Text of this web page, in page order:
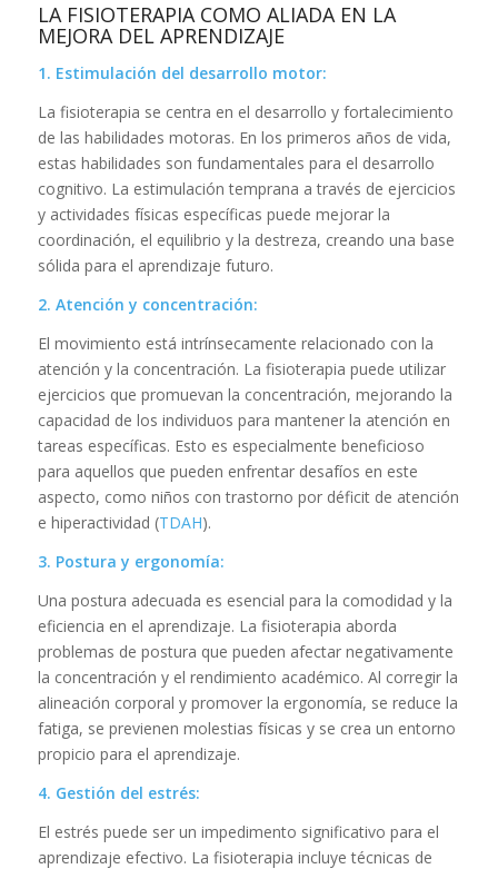
LA FISIOTERAPIA COMO ALIADA EN LA
MEJORA DEL APRENDIZAJE
1. Estimulación del desarrollo motor:
La fisioterapia se centra en el desarrollo y fortalecimiento
de las habilidades motoras. En los primeros años de vida,
estas habilidades son fundamentales para el desarrollo
cognitivo. La estimulación temprana a través de ejercicios
y actividades físicas específicas puede mejorar la
coordinación, el equilibrio y la destreza, creando una base
sólida para el aprendizaje futuro.
2. Atención y concentración:
El movimiento está intrínsecamente relacionado con la
atención y la concentración. La fisioterapia puede utilizar
ejercicios que promuevan la concentración, mejorando la
capacidad de los individuos para mantener la atención en
tareas específicas. Esto es especialmente beneficioso
para aquellos que pueden enfrentar desafíos en este
aspecto, como niños con trastorno por déficit de atención
e hiperactividad (TDAH).
3. Postura y ergonomía:
Una postura adecuada es esencial para la comodidad y la
eficiencia en el aprendizaje. La fisioterapia aborda
problemas de postura que pueden afectar negativamente
la concentración y el rendimiento académico. Al corregir la
alineación corporal y promover la ergonomía, se reduce la
fatiga, se previenen molestias físicas y se crea un entorno
propicio para el aprendizaje.
4. Gestión del estrés:
El estrés puede ser un impedimento significativo para el
aprendizaje efectivo. La fisioterapia incluye técnicas de